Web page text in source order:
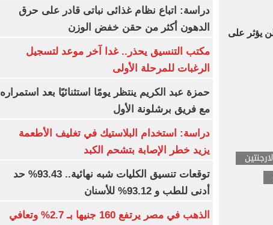
يؤثر على
دراسة: اتباع نظام غذائى نباتى قادر على حرق
الدهون أكثر من حقن خفض الوزن
مكتب التنسيق يحذر.. غدا آخر موعد لتسجيل
الرغبات للمرحلة الأولى
حمزة عبد الكريم ينتظر يومًا استثنائيًا بعد استمراره
مع فريق برشلونة الأول
دراسة: استخدام البلاستيك في تغليف الأطعمة
يزيد خطر الإصابة بتشحم الكبد
توقعات تنسيق الكليات شبه نهائية.. 93.43% حد
أدنى للطب و 93.12% للأسنان
الذهب في مصر يرتفع 160 جنيها بـ 2.7% وتعافي